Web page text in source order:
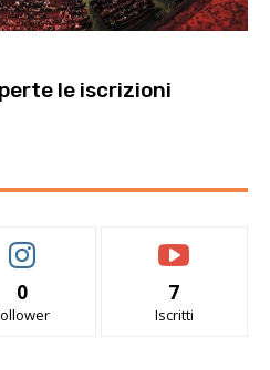
le iscrizioni
0 7
Iscritti